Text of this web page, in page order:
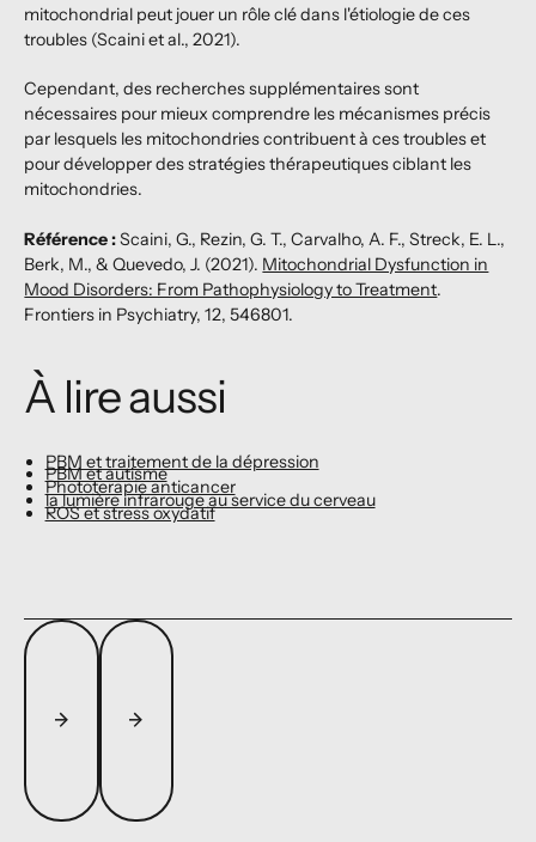
mitochondrial peut jouer un rôle clé dans l'étiologie de ces
troubles (Scaini et al., 2021).
Cependant, des recherches supplémentaires sont
nécessaires pour mieux comprendre les mécanismes précis
par lesquels les mitochondries contribuent à ces troubles et
pour développer des stratégies thérapeutiques ciblant les
mitochondries.
Référence :Scaini, G., Rezin, G. T., Carvalho, A. F., Streck, E. L.,
Berk, M., & Quevedo, J. (2021). Mitochondrial Dysfunction in
Mood Disorders: From Pathophysiology to Treatment.
Frontiers in Psychiatry, 12, 546801.
À lire aussi
PBM et traitement de la dépression
PBM et autisme
Phototerapie anticancer
la lumière infrarouge au service du cerveau
ROS et stress oxydatif